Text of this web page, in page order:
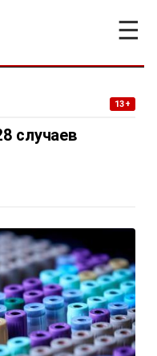
☰
13+
случаев